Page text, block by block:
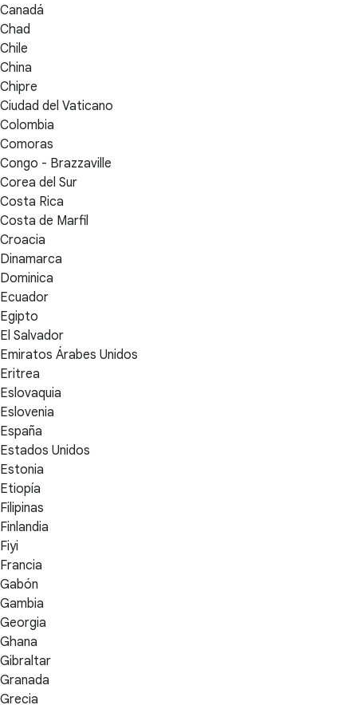
Canadá
Chad
Chile
China
Chipre
Ciudad del Vaticano
Colombia
Comoras
Congo - Brazzaville
Corea del Sur
Costa Rica
Costa de Marfil
Croacia
Dinamarca
Dominica
Ecuador
Egipto
El Salvador
Emiratos Árabes Unidos
Eritrea
Eslovaquia
Eslovenia
España
Estados Unidos
Estonia
Etiopía
Filipinas
Finlandia
Fiyi
Francia
Gabón
Gambia
Georgia
Ghana
Gibraltar
Granada
Grecia